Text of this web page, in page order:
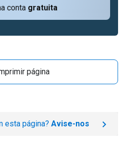
conta gratuita
página
esta página? Avise-nos